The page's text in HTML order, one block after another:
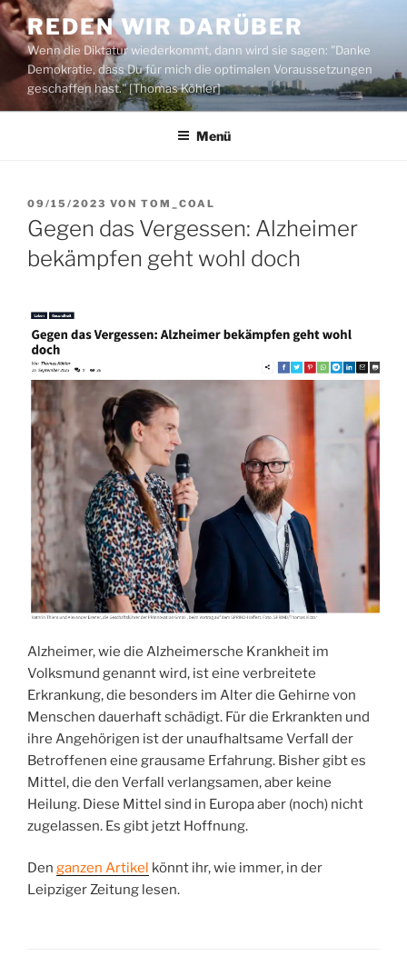
Zum
Inhalt
springen
REDEN WIR DARÜBER
Wenn die Diktatur wiederkommt, dann wird sie sagen: "Danke
Demokratie, dass Du für mich die optimalen Voraussetzungen
geschaffen hast." [Thomas Köhler]
Menü
VERÖFFENTLICHT
AM
09/15/2023 VON TOM_COAL
Gegen das Vergessen: Alzheimer
bekämpfen geht wohl doch
Alzheimer, wie die Alzheimersche Krankheit im
Volksmund genannt wird, ist eine verbreitete
Erkrankung, die besonders im Alter die Gehirne von
Menschen dauerhaft schädigt. Für die Erkrankten und
ihre Angehörigen ist der unaufhaltsame Verfall der
Betroffenen eine grausame Erfahrung. Bisher gibt es
Mittel, die den Verfall verlangsamen, aber keine
Heilung. Diese Mittel sind in Europa aber (noch) nicht
zugelassen. Es gibt jetzt Hoffnung.
Den ganzen Artikel könnt ihr, wie immer, in der
Leipziger Zeitung lesen.